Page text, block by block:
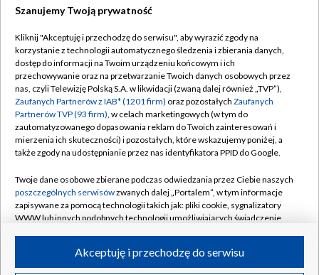
TVP
Abonament TVP
Emisja w TVP
Centrum informacji TVP
Naziemna Telewizja Cyfrowa
Rada Programowa
System NOS
Informacje o nadawcy
Program dla prasy
Regulamin TVP
Polityka prywatności
Moje zgody
Pomoc
Kontakt
Kanały
Szanujemy Twoją prywatność
Kliknij "Akceptuję i przechodzę do serwisu", aby wyrazić zgody na
korzystanie z technologii automatycznego śledzenia i zbierania danych,
dostęp do informacji na Twoim urządzeniu końcowym i ich
przechowywanie oraz na przetwarzanie Twoich danych osobowych przez
nas, czyli Telewizję Polską S.A. w likwidacji (zwaną dalej również „TVP”),
Zaufanych Partnerów z IAB* (1201 firm) oraz pozostałych Zaufanych
Partnerów TVP (93 firm), w celach marketingowych (w tym do
zautomatyzowanego dopasowania reklam do Twoich zainteresowań i
mierzenia ich skuteczności) i pozostałych, które wskazujemy poniżej, a
także zgody na udostępnianie przez nas identyfikatora PPID do Google.
Twoje dane osobowe zbierane podczas odwiedzania przez Ciebie naszych
poszczególnych serwisówzwanych dalej „Portalem”, w tym informacje
zapisywane za pomocą technologii takich jak: pliki cookie, sygnalizatory
WWW lub innych podobnych technologii umożliwiających świadczenie
ruchu w Internecie.Akceptuję i przechodzę do serwisu